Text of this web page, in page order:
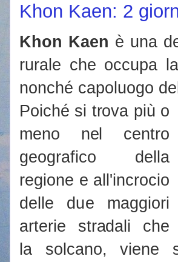
Khon Kaen: 2
Khon Kaen è una
rurale che occupa
nonché capoluogo
Poiché si trova più o
meno nel centro
geografico della
regione e all'incrocio
delle due maggiori
arterie stradali che
la solcano, viene